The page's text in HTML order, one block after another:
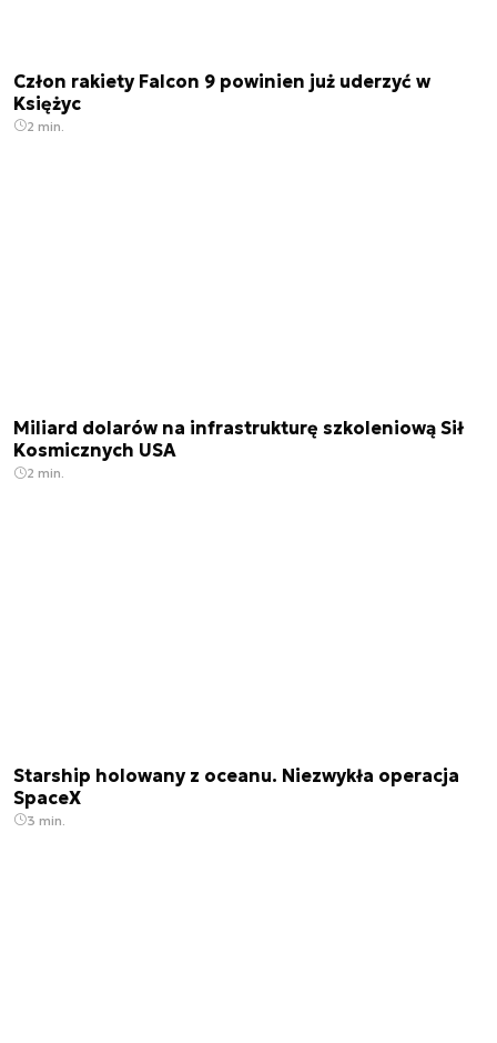
Człon rakiety Falcon 9 powinien już uderzyć w
Księżyc
2 min.
Miliard dolarów na infrastrukturę szkoleniową Sił
Kosmicznych USA
2 min.
Starship holowany z oceanu. Niezwykła operacja
SpaceX
3 min.